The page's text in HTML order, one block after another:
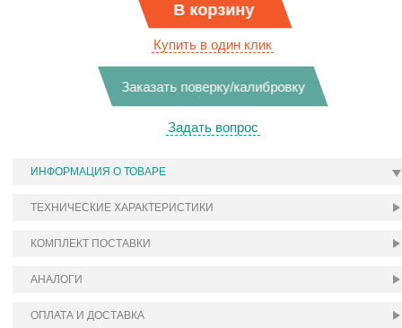
В корзину
Купить в один клик
Заказать поверку/калибровку
Задать вопрос
ИНФОРМАЦИЯ О ТОВАРЕ
ТЕХНИЧЕСКИЕ ХАРАКТЕРИСТИКИ
КОМПЛЕКТ ПОСТАВКИ
АНАЛОГИ
ОПЛАТА И ДОСТАВКА